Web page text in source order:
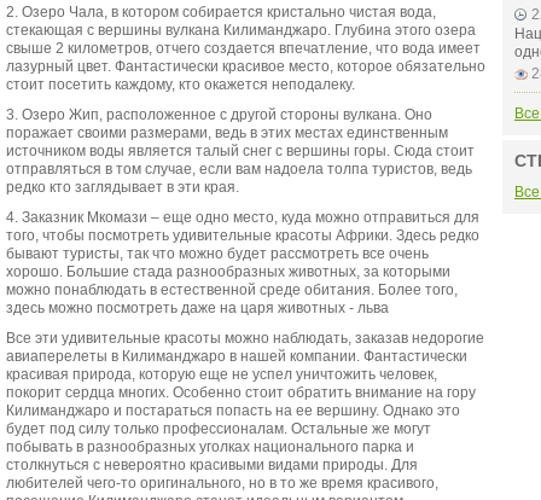
2. Озеро Чала, в котором собирается кристально чистая вода,
стекающая с вершины вулкана Килиманджаро. Глубина этого озера
свыше 2 километров, отчего создается впечатление, что вода имеет
лазурный цвет. Фантастически красивое место, которое обязательно
стоит посетить каждому, кто окажется неподалеку.
3. Озеро Жип, расположенное с другой стороны вулкана. Оно
поражает своими размерами, ведь в этих местах единственным
источником воды является талый снег с вершины горы. Сюда стоит
отправляться в том случае, если вам надоела толпа туристов, ведь
редко кто заглядывает в эти края.
4. Заказник Мкомази – еще одно место, куда можно отправиться для
того, чтобы посмотреть удивительные красоты Африки. Здесь редко
бывают туристы, так что можно будет рассмотреть все очень
хорошо. Большие стада разнообразных животных, за которыми
можно понаблюдать в естественной среде обитания. Более того,
здесь можно посмотреть даже на царя животных - льва
Все эти удивительные красоты можно наблюдать, заказав недорогие
авиаперелеты в Килиманджаро в нашей компании. Фантастически
красивая природа, которую еще не успел уничтожить человек,
покорит сердца многих. Особенно стоит обратить внимание на гору
Килиманджаро и постараться попасть на ее вершину. Однако это
будет под силу только профессионалам. Остальные же могут
побывать в разнообразных уголках национального парка и
столкнуться с невероятно красивыми видами природы. Для
любителей чего-то оригинального, но в то же время красивого,